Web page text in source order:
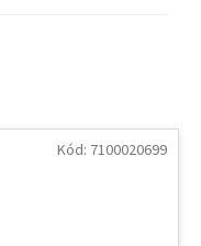
Kód: 7100020699